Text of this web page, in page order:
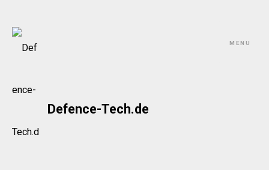
Skip
Defence-Tech.de
MENU